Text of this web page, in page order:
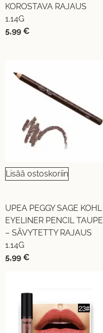
KOROSTAVA RAJAUS
1.14G
5,99 €
Lisää ostoskoriin
UPEA PEGGY SAGE KOHL
EYELINER PENCIL TAUPE
– SÄVYTETTY RAJAUS
1.14G
5,99 €